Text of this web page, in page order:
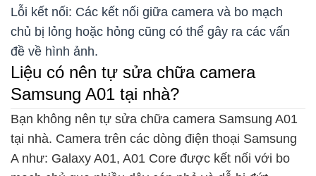
Lỗi kết nối: Các kết nối giữa camera và bo mạch
chủ bị lỏng hoặc hỏng cũng có thể gây ra các vấn
đề về hình ảnh.
Liệu có nên tự sửa chữa camera
Samsung A01 tại nhà?
Bạn không nên tự sửa chữa camera Samsung A01
tại nhà. Camera trên các dòng điện thoại Samsung
A như: Galaxy A01, A01 Core được kết nối với bo